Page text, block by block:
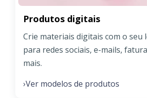
Produtos digitais
Crie materiais digitais com o seu
para redes sociais, e-mails,
mais.
›Ver modelos de produtos